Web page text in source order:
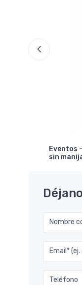
Eventos
sin
Nombre
Email*
Teléfono